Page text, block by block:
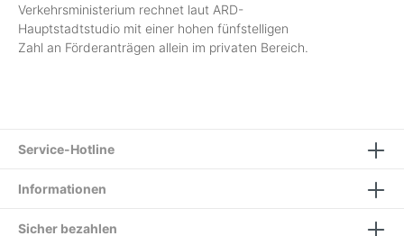
Verkehrsministerium rechnet laut ARD-
Hauptstadtstudio mit einer hohen fünfstelligen
Zahl an Förderanträgen allein im privaten Bereich.
Service-Hotline
Informationen
Sicher bezahlen